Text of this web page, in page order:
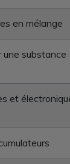
en mélange
une substance
et